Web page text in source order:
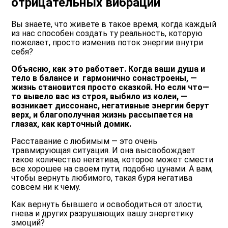
Вы знаете, что живете в такое время, когда каждый
из нас способен создать ту реальность, которую
пожелает, просто изменив поток энергии внутри
себя?
Объясню, как это работает. Когда ваши душа и
тело в балансе и гармонично сонастроены, ―
жизнь становится просто сказкой. Но если что—
то вывело вас из строя, выбило из колеи, ―
возникает диссонанс, негативные энергии берут
верх, и благополучная жизнь рассыпается на
глазах, как карточный домик.
Расставание с любимым ― это очень
травмирующая ситуация. И она высвобождает
такое количество негатива, которое может смести
все хорошее на своем пути, подобно цунами. А вам,
чтобы вернуть любимого, такая буря негатива
совсем ни к чему.
Как вернуть бывшего и освободиться от злости,
гнева и других разрушающих вашу энергетику
эмоций?